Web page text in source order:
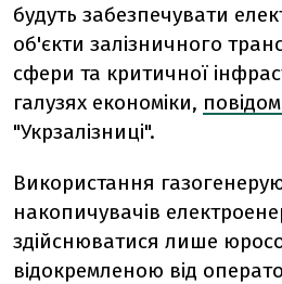
будуть забезпечувати
об'єкти залізничного
сфери та критичної
галузях економіки,
"Укрзалізниці".
Використання
накопичувачів
здійснюватися лише
відокремленою від